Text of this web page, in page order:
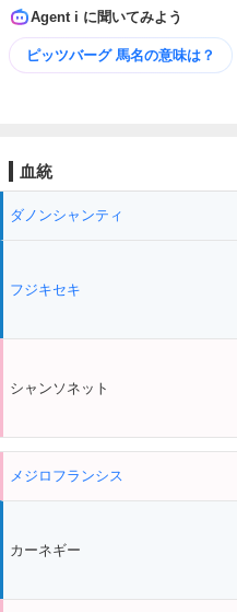
Agent i に聞いてみよう
ピッツバーグ 馬名の意味は？
血統
ダノンシャンティ
フジキセキ
シャンソネット
メジロフランシス
カーネギー